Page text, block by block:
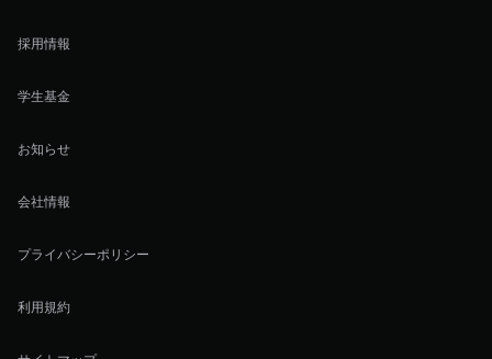
採用情報
学生基金
お知らせ
会社情報
プライバシーポリシー
利用規約